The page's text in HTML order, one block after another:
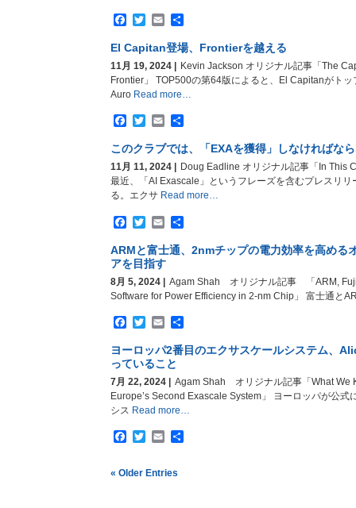
Facebook
TwitterEmail
共
El Capitan登場、Frontierを越える
11月 19, 2024 |
Kevin Jackson オリジナル記事「The
Frontier」 TOP500の第64版によると、El Capitanがト
AuroRead more…
Facebook
TwitterEmail
共
このクラブでは、「EXAを獲得」しなければな
11月 11, 2024 |
Doug Eadline オリジナル記事「In This
最近、「AI Exascale」というフレーズを含むプレスリ
る。エクサRead more…
Facebook
TwitterEmail
共
ARMと富士通、2nmチップの電力効率を高める
アを目指す
8月 5, 2024 | Agam Shah オリジナル記事 「ARM,
Software for Power Efficiency in 2-nm Chip」 富士通と
Facebook
TwitterEmail
共
ヨーロッパ2番目のエクサスケールシステム、
っていること
7月 22, 2024 |
Agam Shah オリジナル記事「What We
Europe’s Second Exascale System」 ヨーロッパが公式
シス Read more…
Facebook
TwitterEmail
共
« Older Entries